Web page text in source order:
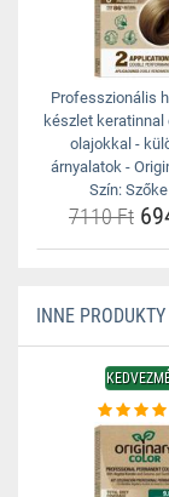
Professzionális
készlet keratinnal
olajokkal -
árnyalatok -
Szín:
7110 Ft
INNE